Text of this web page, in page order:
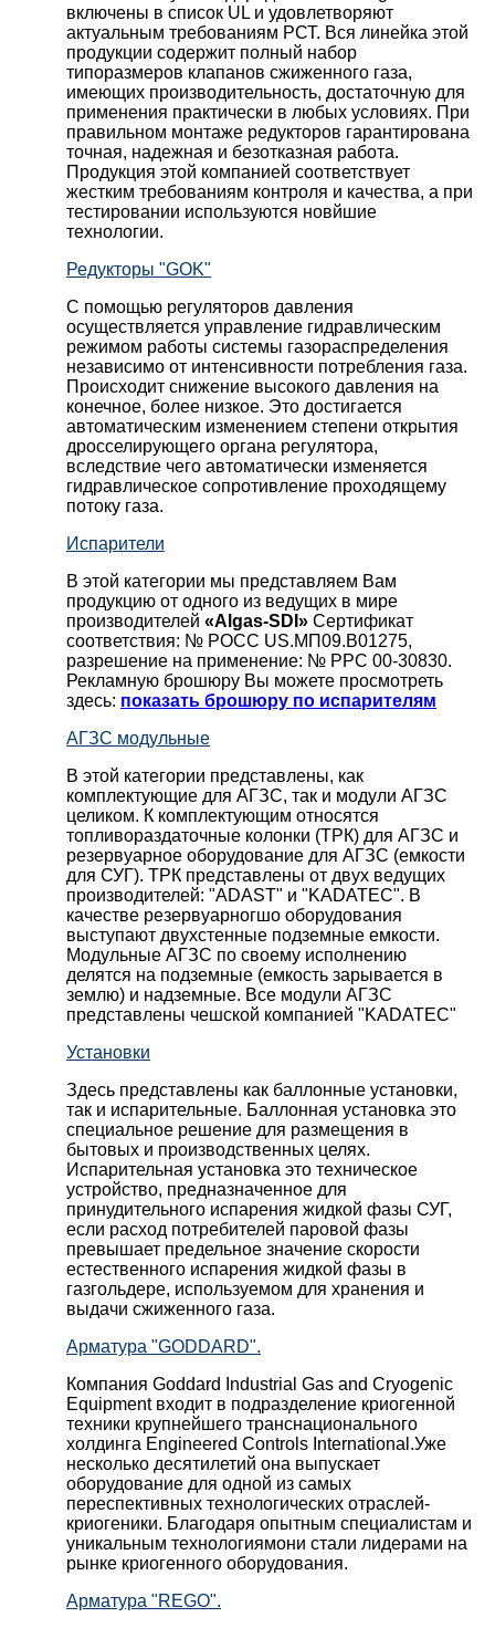
включены в список UL и удовлетворяют
актуальным требованиям РСТ. Вся линейка этой
продукции содержит полный набор
типоразмеров клапанов сжиженного газа,
имеющих производительность, достаточную для
применения практически в любых условиях. При
правильном монтаже редукторов гарантирована
точная, надежная и безотказная работа.
Продукция этой компанией соответствует
жестким требованиям контроля и качества, а при
тестировании используются новйшие
технологии.
Редукторы "GOK"
С помощью регуляторов давления
осуществляется управление гидравлическим
режимом работы системы газораспределения
независимо от интенсивности потребления газа.
Происходит снижение высокого давления на
конечное, более низкое. Это достигается
автоматическим изменением степени открытия
дросселирующего органа регулятора,
вследствие чего автоматически изменяется
гидравлическое сопротивление проходящему
потоку газа.
Испарители
В этой категории мы представляем Вам
продукцию от одного из ведущих в мире
производителей «Algas-SDI» Сертификат
соответствия: № РОСС US.МП09.В01275,
разрешение на применение: № РРС 00-30830.
Рекламную брошюру Вы можете просмотреть
здесь: показать брошюру по испарителям
АГЗС модульные
В этой категории представлены, как
комплектующие для АГЗС, так и модули АГЗС
целиком. К комплектующим относятся
топливораздаточные колонки (ТРК) для АГЗС и
резервуарное оборудование для АГЗС (емкости
для СУГ). ТРК представлены от двух ведущих
производителей: "ADAST" и "KADATEC". В
качестве резервуарногшо оборудования
выступают двухстенные подземные емкости.
Модульные АГЗС по своему исполнению
делятся на подземные (емкость зарывается в
землю) и надземные. Все модули АГЗС
представлены чешской компанией "KADATEC"
Установки
Здесь представлены как баллонные установки,
так и испарительные. Баллонная установка это
специальное решение для размещения в
бытовых и производственных целях.
Испарительная установка это техническое
устройство, предназначенное для
принудительного испарения жидкой фазы СУГ,
если расход потребителей паровой фазы
превышает предельное значение скорости
естественного испарения жидкой фазы в
газгольдере, используемом для хранения и
выдачи сжиженного газа.
Арматура "GODDARD".
Компания Goddard Industrial Gas and Cryogenic
Equipment входит в подразделение криогенной
техники крупнейшего транснационального
холдинга Engineered Controls International.Уже
несколько десятилетий она выпускает
оборудование для одной из самых
переспективных технологических отраслей-
криогеники. Благодаря опытным специалистам и
уникальным технологиямони стали лидерами на
рынке криогенного оборудования.
Арматура "REGO".